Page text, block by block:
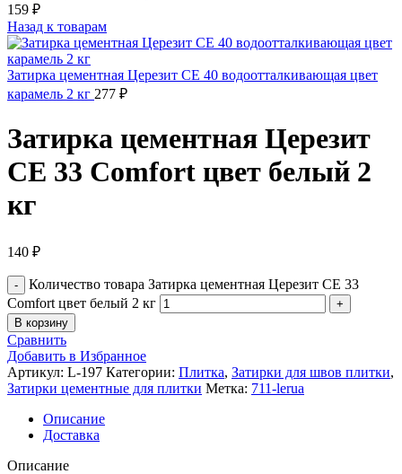
159 ₽
Назад к товарам
Затирка цементная Церезит CE 40 водоотталкивающая цвет
карамель 2 кг 277 ₽
Затирка цементная Церезит
CE 33 Comfort цвет белый 2
кг
140 ₽
Количество товара Затирка цементная Церезит CE 33
Comfort цвет белый 2 кг
В корзину
Сравнить
Добавить в Избранное
Артикул: L-197 Категории: Плитка, Затирки для швов плитки,
Затирки цементные для плитки Метка: 711-lerua
Описание
Доставка
Описание